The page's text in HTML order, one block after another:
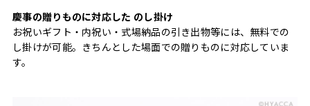
慶事の贈りものに対応した のし掛け
お祝いギフト・内祝い・式場納品の引き出物等には、無料での
し掛けが可能。きちんとした場面での贈りものに対応していま
す。